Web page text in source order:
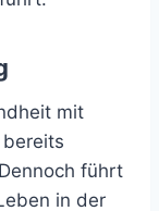
mit
führt
in der